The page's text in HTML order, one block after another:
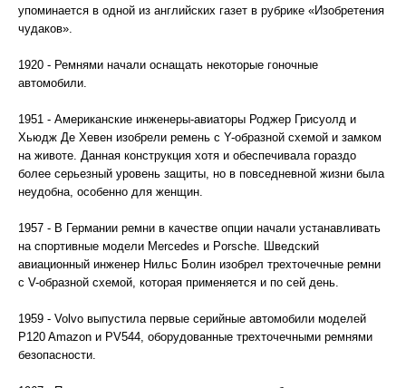
упоминается в одной из английских газет в рубрике «Изобретения
чудаков».
1920 - Ремнями начали оснащать некоторые гоночные
автомобили.
1951 - Американские инженеры-авиаторы Роджер Грисуолд и
Хьюдж Де Хевен изобрели ремень с Y-образной схемой и замком
на животе. Данная конструкция хотя и обеспечивала гораздо
более серьезный уровень защиты, но в повседневной жизни была
неудобна, особенно для женщин.
1957 - В Германии ремни в качестве опции начали устанавливать
на спортивные модели Mercedes и Porsche. Шведский
авиационный инженер Нильс Болин изобрел трехточечные ремни
с V-образной схемой, которая применяется и по сей день.
1959 - Volvo выпустила первые серийные автомобили моделей
P120 Amazon и PV544, оборудованные трехточечными ремнями
безопасности.